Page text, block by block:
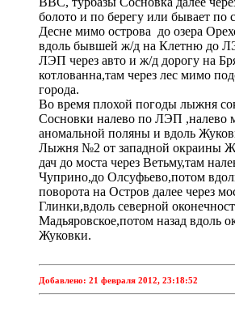
болото и по берегу или бывает по
Десне мимо острова до озера
вдоль бывшей ж/д на Клетню до
ЛЭП через авто и ж/д дорогу на
котлованна,там через лес мимо
города.
Во время плохой погоды лыжня
Сосновки налево по ЛЭП ,налево
аномальной поляны и вдоль
Лыжня №2 от западной окраины
дач до моста через Ветьму,там
Чуприно,до Олсуфьево,потом
поворота на Остров далее через
Глинки,вдоль северной
Мадьяровское,потом назад вдоль
Жуковки.
Добавлено: 21 февраля 2012, 23:18:52